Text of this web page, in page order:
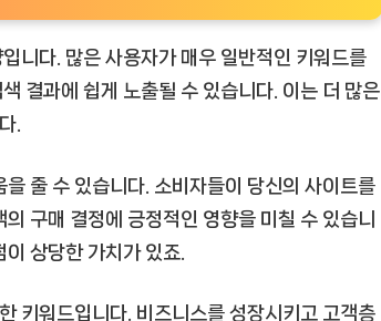
니다. 많은 사용자가 매우 일반적인 키워드를
결과에 쉽게 노출될 수 있습니다. 이는 더 많은
.
줄 수 있습니다. 소비자들이 당신의 사이트를
구매 결정에 긍정적인 영향을 미칠 수 있습니
상당한 가치가 있죠.
키워드입니다. 비즈니스를 성장시키고 고객층